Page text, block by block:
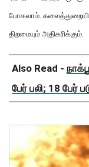
போகலாம்.
திறமையும் அதிகரிக்கும்.
Also Read -
பேர் பலி; 18 பேர்